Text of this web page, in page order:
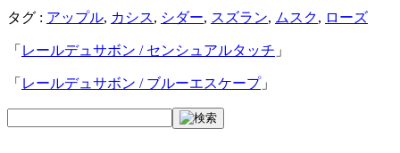
タグ : アップル, カシス, シダー, スズラン, ムスク, ローズ
「 レールデュサボン / センシュアルタッチ 」
「 レールデュサボン / ブルーエスケープ」